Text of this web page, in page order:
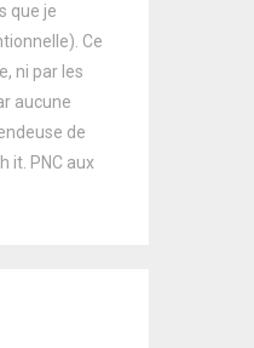
que je
Ce
ni par les
aucune
de
it. PNC aux